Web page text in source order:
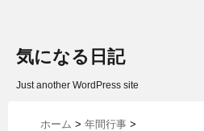
気になる日記
Just another WordPress site
ホーム > 年間行事 >